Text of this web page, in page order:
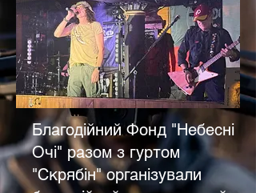
Благодійний Фонд "Небесні
Очі" разом з гуртом
"Скрябін" організували